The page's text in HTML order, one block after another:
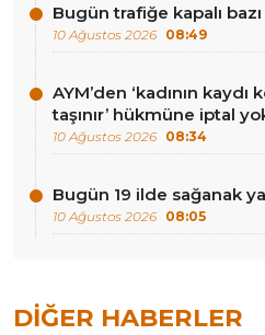
Bugün trafiğe kapalı
10 Ağustos 2026 08:49
AYM’den ‘kadının kaydı
taşınır’ hükmüne iptal
10 Ağustos 2026 08:34
Bugün 19 ilde sağanak
10 Ağustos 2026 08:05
DIĞER HABERLER